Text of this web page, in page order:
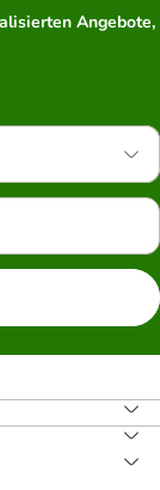
Angebote,